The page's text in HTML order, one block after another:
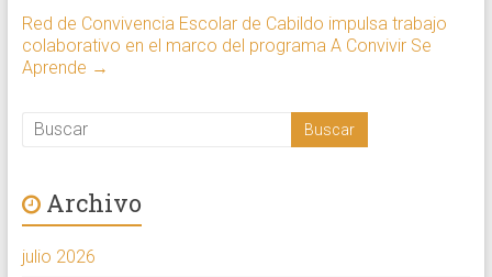
Red de Convivencia Escolar de Cabildo impulsa trabajo
colaborativo en el marco del programa A Convivir Se
Aprende →
Archivo
julio 2026